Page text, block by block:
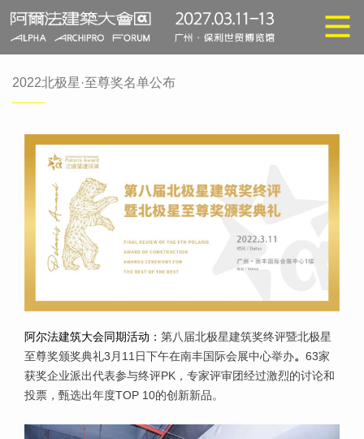
2022北极星·至尊奖名单公布
阿尔法建筑大会同期活动： 第八届北极星建筑奖终评暨北极星
至尊奖颁奖典礼3月11日下午在南丰国际会展中心举办。 63家
获奖企业派出代表参与终评PK，专家评审团经过激烈的讨论和
投票，甄选出年度TOP 10的创新新品。